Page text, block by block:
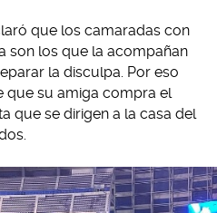
que los camaradas con
son los que la acompañan
la disculpa. Por eso
que su amiga compra el
que se dirigen a la casa del